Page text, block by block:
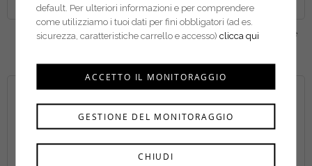
Dremel Perni 401
Dremel Frese per incisione
default. Per ulteriori informazioni e per comprendere
come utilizziamo i tuoi dati per fini obbligatori (ad es.
sicurezza, caratteristiche carrello e accesso)clicca qui
CHIUDI
GESTIONE DEL MONITORAGGIO
ACCETTO IL MONITORAGGIO